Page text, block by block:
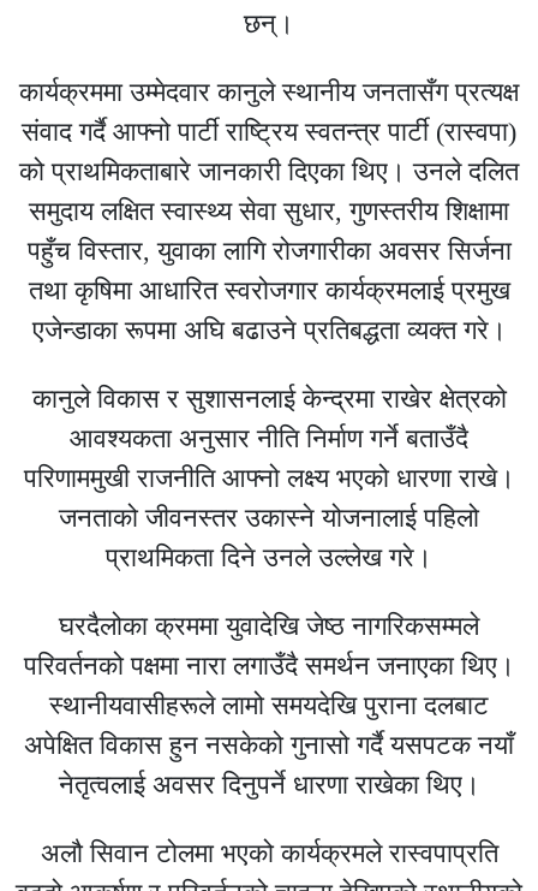
छन्।
कार्यक्रममा उम्मेदवार कानुले स्थानीय जनतासँग प्रत्यक्ष
संवाद गर्दै आफ्नो पार्टीराष्ट्रिय स्वतन्त्र पार्टी(रास्वपा)
को प्राथमिकताबारे जानकारी दिएका थिए। उनले दलित
समुदाय लक्षित स्वास्थ्य सेवा सुधार, गुणस्तरीय शिक्षामा
पहुँच विस्तार, युवाका लागि रोजगारीका अवसर सिर्जना
तथा कृषिमा आधारित स्वरोजगार कार्यक्रमलाई प्रमुख
एजेन्डाका रूपमा अघि बढाउने प्रतिबद्धता व्यक्त गरे।
कानुले विकास र सुशासनलाई केन्द्रमा राखेर क्षेत्रको
आवश्यकता अनुसार नीति निर्माण गर्ने बताउँदै
परिणाममुखी राजनीति आफ्नो लक्ष्य भएको धारणा राखे।
जनताको जीवनस्तर उकास्ने योजनालाई पहिलो
प्राथमिकता दिने उनले उल्लेख गरे।
घरदैलोका क्रममा युवादेखि जेष्ठ नागरिकसम्मले
परिवर्तनको पक्षमा नारा लगाउँदै समर्थन जनाएका थिए।
स्थानीयवासीहरूले लामो समयदेखि पुराना दलबाट
अपेक्षित विकास हुन नसकेको गुनासो गर्दै यसपटक नयाँ
नेतृत्वलाई अवसर दिनुपर्ने धारणा राखेका थिए।
अलौ सिवान टोलमा भएको कार्यक्रमले रास्वपाप्रति